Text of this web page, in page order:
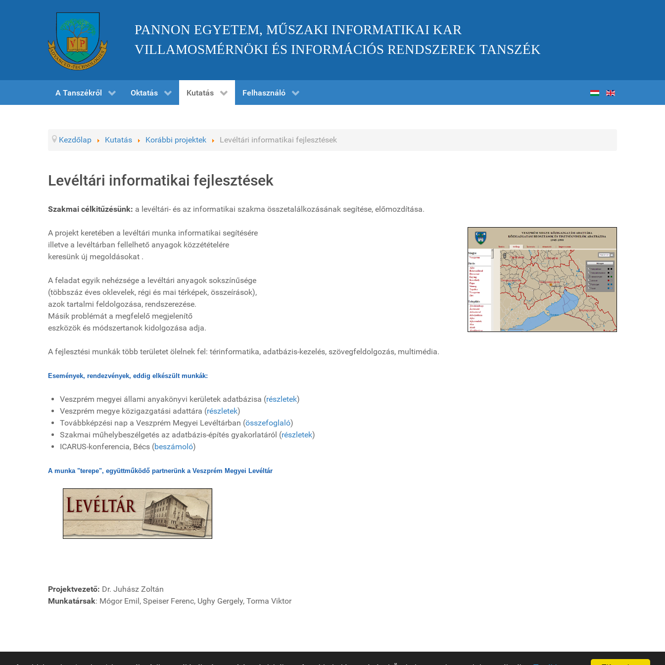
PANNON EGYETEM, MŰSZAKI INFORMATIKAI KAR
VILLAMOSMÉRNÖKI ÉS INFORMÁCIÓS RENDSZEREK TANSZÉK
A Tanszékről Oktatás Kutatás Felhasználó
Kezdőlap Kutatás Korábbi projektek Levéltári informatikai fejlesztések
Levéltári informatikai fejlesztések
Szakmai célkitűzésünk: a levéltári- és az informatikai szakma összetalálkozásának segítése, előmozdítása.
A projekt keretében a levéltári munka informatikai segítésére
illetve a levéltárban fellelhető anyagok közzétételére
keresünk új megoldásokat .
A feladat egyik nehézsége a levéltári anyagok sokszínűsége
(többszáz éves oklevelek, régi és mai térképek, összeírások),
azok tartalmi feldolgozása, rendszerezése.
Másik problémát a megfelelő megjelenítő
eszközök és módszertanok kidolgozása adja.
A fejlesztési munkák több területet ölelnek fel: térinformatika, adatbázis-kezelés, szövegfeldolgozás, multimédia.
Események, rendezvények, eddig elkészült munkák:
Veszprém megyei állami anyakönyvi kerületek adatbázisa (részletek)
Veszprém megye közigazgatási adattára (részletek)
Továbbképzési nap a Veszprém Megyei Levéltárban (összefoglaló)
Szakmai műhelybeszélgetés az adatbázis-építés gyakorlatáról (részletek)
ICARUS-konferencia, Bécs (beszámoló)
A munka "terepe", együttműködő partnerünk a Veszprém Megyei Levéltár
Projektvezető: Dr. Juhász Zoltán
Munkatársak: Mógor Emil, Speiser Ferenc, Ughy Gergely, Torma Viktor